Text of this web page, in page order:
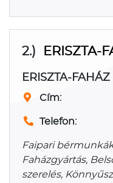
2.) ERISZTA-
ERISZTA-FAHÁZ
Cím:
Telefon:
Faipari
Faházgyártás,
szerelés,